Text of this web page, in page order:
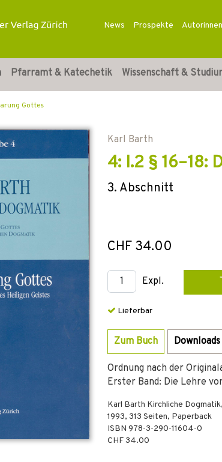
News Prospekte
Pfarramt & Katechetik Wissenschaft &
Gottes
Karl Barth
4: I.2 § 16–18:
3. Abschnitt
CHF 34.00
Expl.
Lieferbar
Zum Buch Downloads
Ordnung nach der
Erster Band: Die Lehre
Karl Barth Kirchliche
1993, 313 Seiten, Paperback
ISBN 978-3-290-11604-0
CHF 34.00